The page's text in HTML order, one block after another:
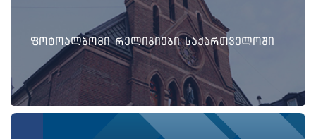
ფოტოალბომი რელიგიები საქართველოში